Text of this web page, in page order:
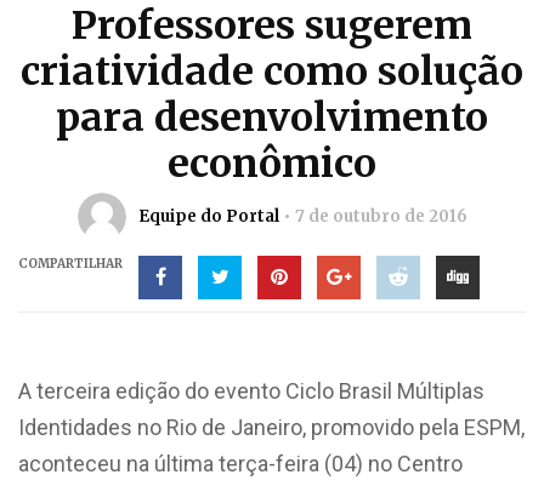
Professores sugerem
criatividade como solução
para desenvolvimento
econômico
Equipe do Portal 7 de outubro de 2016
COMPARTILHAR
A terceira edição do evento Ciclo Brasil Múltiplas
Identidades no Rio de Janeiro, promovido pela ESPM,
aconteceu na última terça-feira (04) no Centro